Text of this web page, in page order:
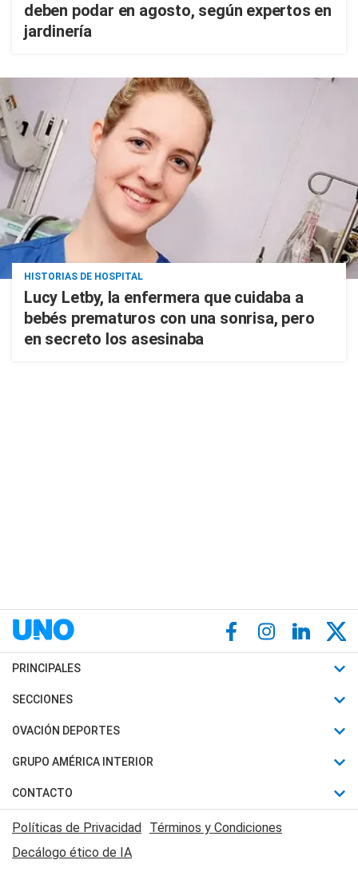
deben podar en agosto, según expertos en
jardinería
HISTORIAS DE HOSPITAL
Lucy Letby, la enfermera que cuidaba a
bebés prematuros con una sonrisa, pero
en secreto los asesinaba
PRINCIPALES
Últimas Noticias
Política
Judiciales
Economia
SECCIONES
Horóscopo
Motores
Trucos caseros
Series y Películas
Edictos y Solicitadas
OVACIÓN DEPORTES
Fútbol
Mundial
Automovilismo
Rugby
GRUPO AMÉRICA INTERIOR
Canal 7 en Vivo
CONTACTO
Acerca de Nosotros
Contactanos
Políticas de Privacidad Términos y Condiciones
Decálogo ético de IA